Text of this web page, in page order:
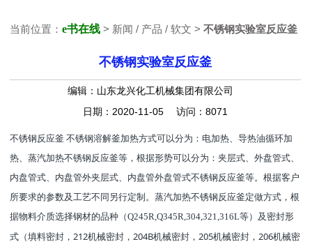
当前位置：e书在线 > 新闻 / 产品 / 软文 >不锈钢实验室反应釜
不锈钢实验室反应釜
编辑：山东龙兴化工机械集团有限公司
日期：2020-11-05 访问：8071
不锈钢反应釜 不锈钢溶解釜加热方式可以分为：电加热、导热油循环加
热、蒸汽加热不锈钢反应釜等，根据形势可以分为：夹层式、外盘管式、
内盘管式、内盘管外夹层式、内盘管外盘管式不锈钢反应釜等。根据客户
所要求的参数及工艺不同另行定制。蒸汽加热不锈钢反应釜定做方式，根
据物料介质选择钢材的品种（Q245R,Q345R,304,321,316L等）及密封形
式（填料密封，212机械密封，204B机械密封，205机械密封，206机械密